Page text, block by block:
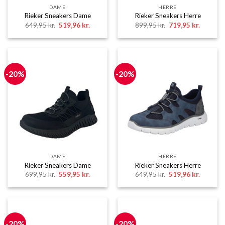
DAME
Rieker Sneakers Dame
649,95kr. Den
oprindelige
pris
519,96 kr.
pris
HERRE
Rieker Sneakers Herre
899,95kr. Den
oprindelige
pris
719,95 kr.
pris
-20%
DAME
Rieker Sneakers Dame
699,95kr. Den
oprindelige
pris
559,95 kr.
pris
559,95 kr..
-20%
HERRE
Rieker Sneakers Herre
649,95kr. Den
oprindelige
pris
519,96 kr.
pris
519,96
-20% -20%